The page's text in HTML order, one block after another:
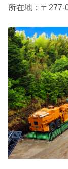
所在地：〒